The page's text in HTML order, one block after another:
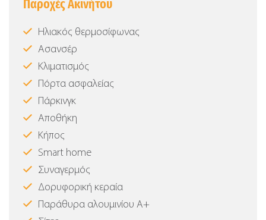
Παροχές Ακινήτου
Ηλιακός θερμοσίφωνας
Ασανσέρ
Κλιματισμός
Πόρτα ασφαλείας
Πάρκινγκ
Αποθήκη
Κήπος
Smart home
Συναγερμός
Δορυφορική κεραία
Παράθυρα αλουμινίου Α+